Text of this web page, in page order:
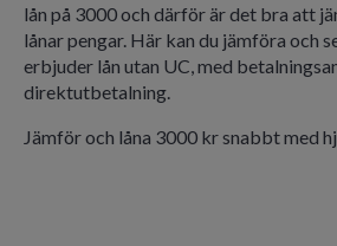
lån på 3000 och därför är det bra att
lånar pengar. Här kan du jämföra och
erbjuder lån utan UC, med
direktutbetalning.
Jämför och låna 3000 kr snabbt med